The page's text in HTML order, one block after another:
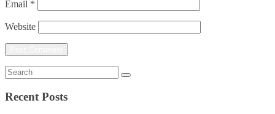
Email *
Website
Recent Posts